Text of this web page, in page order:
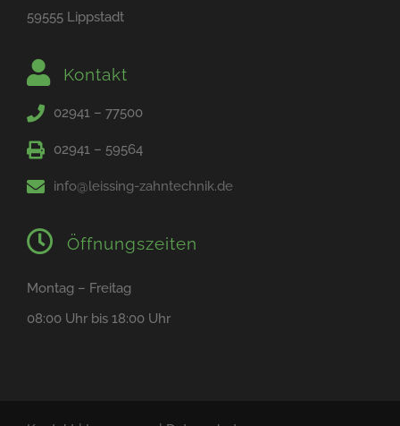
59555 Lippstadt
Kontakt
02941 – 77500
02941 – 59564
info@leissing-zahntechnik.de
Öffnungszeiten
Montag – Freitag
08:00 Uhr bis 18:00 Uhr